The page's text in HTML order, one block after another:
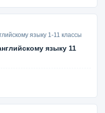
языку 1-11 классы
языку 11